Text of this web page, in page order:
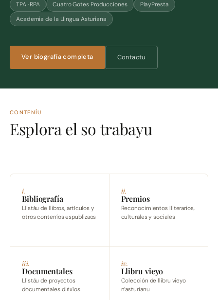
TPA · RPA Cuatro Gotes Producciones
PlayPresta
Academia de la Llingua Asturiana
Ver biografía completa Contactu
CONTENÍU
Esplora el so trabayu
i.
Bibliografía
Llistáu de llibros, artículos y
otros conteníos espublizaos
ii.
Premios
Reconocimientos lliterarios,
culturales y sociales
iii.
Documentales
Llistáu de proyectos
documentales dirixíos
iv.
Llibru vieyo
Colección de llibru vieyo
n’asturianu